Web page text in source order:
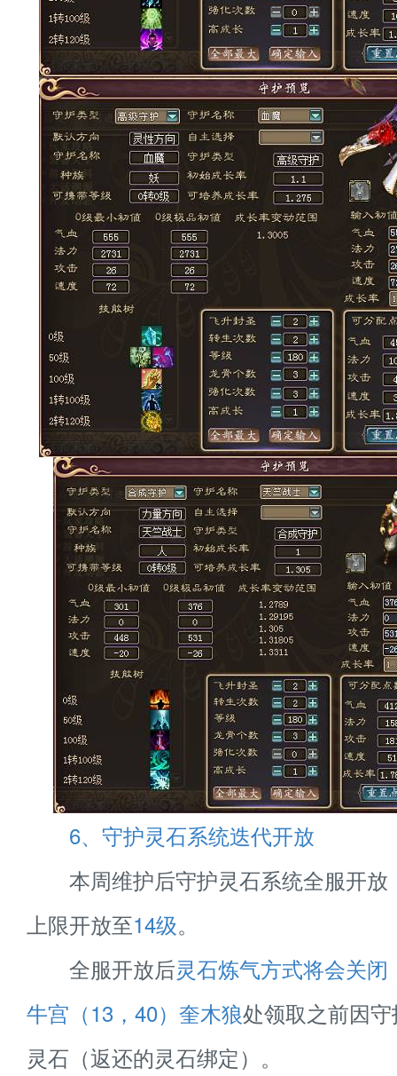
6、守护灵石系统迭代开放
本周维护后守护灵石系统全服开放
上限开放至14级。
全服开放后灵石炼气方式将会关闭
牛宫（13，40）奎木狼处领取之前因
灵石（返还的灵石绑定）。